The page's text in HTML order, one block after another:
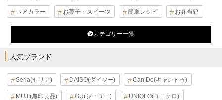
ヘアカラー お菓子・スイーツ 簡単レシピ お弁当箱
カテゴリー一覧
人気ブランド
Seria(セリア) DAISO(ダイソー) Can Do(キャンドゥ)
MUJI(無印良品) GU(ジーユー) UNIQLO(ユニクロ)